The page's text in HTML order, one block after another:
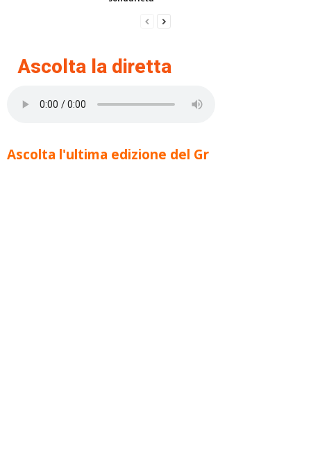
Ascolta la diretta
Ascolta l'ultima edizione del Gr